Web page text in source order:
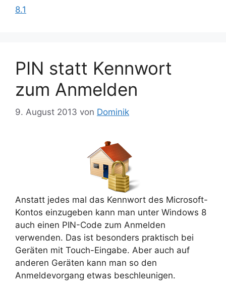
8.1
PIN statt Kennwort
zum Anmelden
9. August 2013 von Dominik
Anstatt jedes mal das Kennwort des Microsoft-
Kontos einzugeben kann man unter Windows 8
auch einen PIN-Code zum Anmelden
verwenden. Das ist besonders praktisch bei
Geräten mit Touch-Eingabe. Aber auch auf
anderen Geräten kann man so den
Anmeldevorgang etwas beschleunigen.